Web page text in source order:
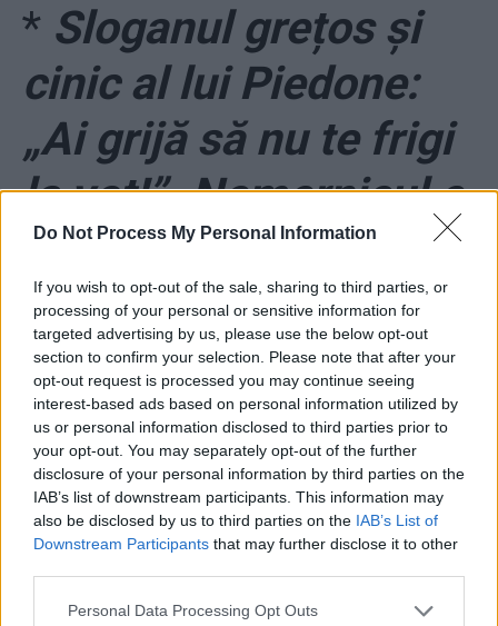
Do Not Process My Personal Information
If you wish to opt-out of the sale, sharing to third parties, or
processing of your personal or sensitive information for
targeted advertising by us, please use the below opt-out
section to confirm your selection. Please note that after your
opt-out request is processed you may continue seeing
interest-based ads based on personal information utilized by
us or personal information disclosed to third parties prior to
your opt-out. You may separately opt-out of the further
disclosure of your personal information by third parties on the
IAB’s list of downstream participants. This information may
also be disclosed by us to third parties on the IAB’s List of
Downstream Participants that may further disclose it to other
Personal Data Processing Opt Outs
* Sloganul grețos și
cinic al lui Piedone:
„Ai grijă să nu te frigi
la vot!”. Nemernicul e
condamnat pentru
incendiul de la
Colectiv
*De la 1 septembrie
se redeschid
restaurantele,
cafenelele, teatrele și